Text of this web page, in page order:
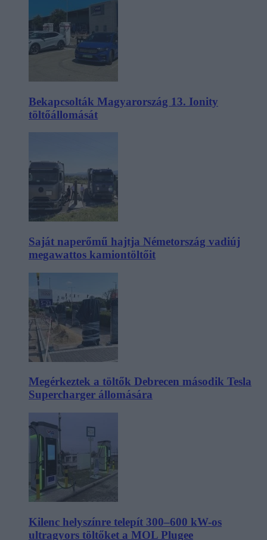
Bekapcsolták Magyarország 13. Ionity
töltőállomását
Saját naperőmű hajtja Németország vadiúj
megawattos kamiontöltőit
Megérkeztek a töltők Debrecen második Tesla
Supercharger állomására
Kilenc helyszínre telepít 300–600 kW-os
ultragyors töltőket a MOL Plugee